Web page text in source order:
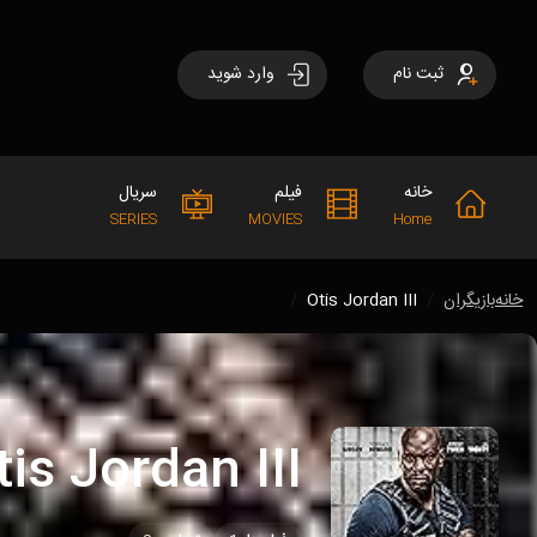
ثبت نام وارد شوید
خانه
Home
فیلم
MOVIES
سریال
SERIES
خانهبازیگران Otis Jordan III
Jordan III